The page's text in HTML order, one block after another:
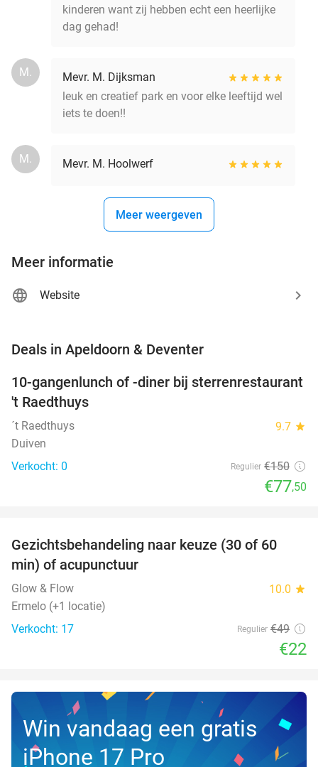
kinderen want zij hebben echt een heerlijke
dag gehad!
M.
Mevr. M. Dijksman
leuk en creatief park en voor elke leeftijd wel
iets te doen!!
M. Mevr. M. Hoolwerf
Meer weergeven
Meer informatie
Website
Deals in Apeldoorn & Deventer
48%
NEW
TODAY
10-gangenlunch of -diner bij sterrenrestaurant
't Raedthuys
´t Raedthuys 9.7 star
Duiven
Verkocht: 0
Regulier €150
€77,50
55%
TODAY
Gezichtsbehandeling naar keuze (30 of 60
min) of acupunctuur
Glow & Flow 10.0 star
Ermelo (+1 locatie)
Verkocht: 17
Regulier €49
€22
Win vandaag een gratis
iPhone 17 Pro